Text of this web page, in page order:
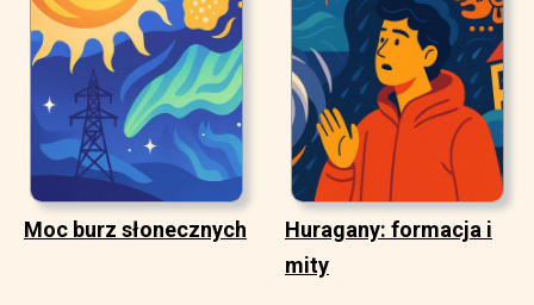
Moc burz słonecznych
Huragany: formacja i
mity